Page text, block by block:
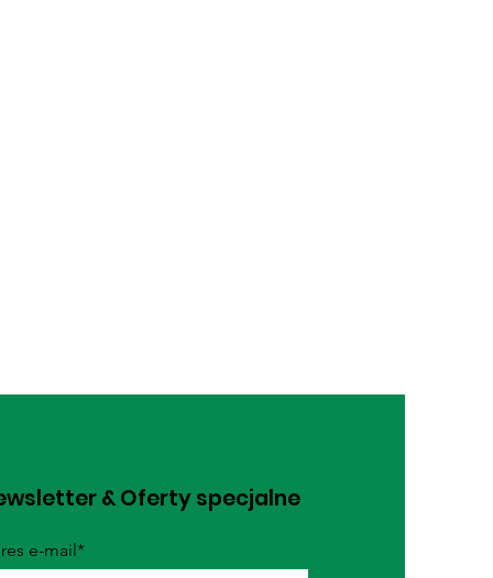
& Oferty specjalne
e-mail*